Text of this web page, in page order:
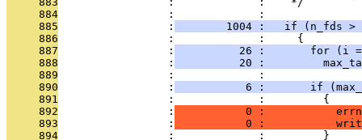
     884
                 :             :
     885
                 :
1004 :   if (n_fds >
     886
                 :             :     {
     887
                 :
26 :       for (i
     888
                 :
20 :
     889
                 :             :
     890
                 :
6 :       if
     891
                 :             :         {
     892
                 :
0 :
     893
                 :
0 :
     894
                 :             :         }